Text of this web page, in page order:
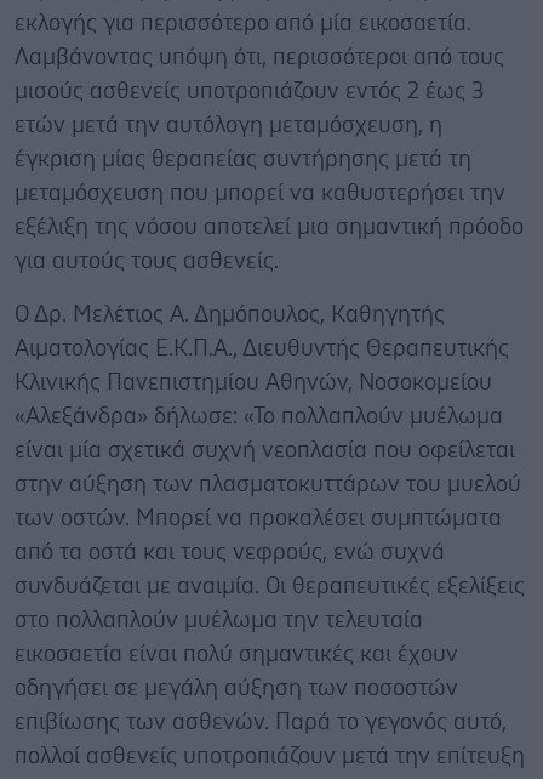
εκλογής για περισσότερο από μία εικοσαετία.
Λαμβάνοντας υπόψη ότι, περισσότεροι από τους
μισούς ασθενείς υποτροπιάζουν εντός 2 έως 3
ετών μετά την αυτόλογη μεταμόσχευση, η
έγκριση μίας θεραπείας συντήρησης μετά τη
μεταμόσχευση που μπορεί να καθυστερήσει την
εξέλιξη της νόσου αποτελεί μια σημαντική πρόοδο
για αυτούς τους ασθενείς.
Ο Δρ. Μελέτιος Α. Δημόπουλος, Καθηγητής
Αιματολογίας Ε.Κ.Π.Α., Διευθυντής Θεραπευτικής
Κλινικής Πανεπιστημίου Αθηνών, Νοσοκομείου
«Αλεξάνδρα» δήλωσε: «Το πολλαπλούν μυέλωμα
είναι μία σχετικά συχνή νεοπλασία που οφείλεται
στην αύξηση των πλασματοκυττάρων του μυελού
των οστών. Μπορεί να προκαλέσει συμπτώματα
από τα οστά και τους νεφρούς, ενώ συχνά
συνδυάζεται με αναιμία. Οι θεραπευτικές εξελίξεις
στο πολλαπλούν μυέλωμα την τελευταία
εικοσαετία είναι πολύ σημαντικές και έχουν
οδηγήσει σε μεγάλη αύξηση των ποσοστών
επιβίωσης των ασθενών. Παρά το γεγονός αυτό,
πολλοί ασθενείς υποτροπιάζουν μετά την επίτευξη